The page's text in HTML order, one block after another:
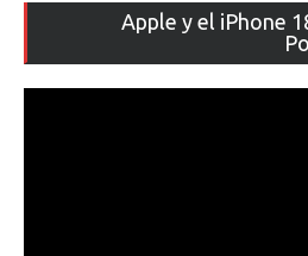
Apple y el iPhone